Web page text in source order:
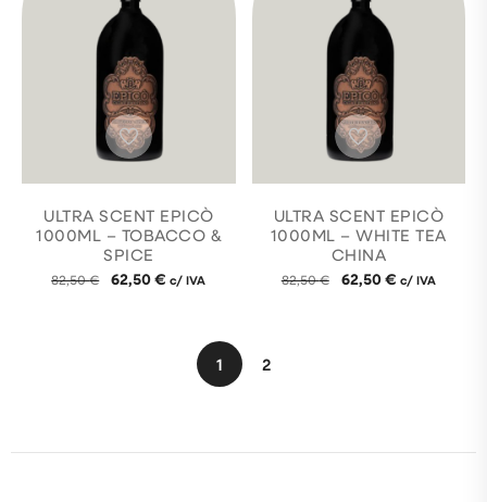
ULTRA SCENT EPICÒ
1000ML – TOBACCO &
SPICE
82,50€ 62,50€ c/ IVA
ULTRA SCENT EPICÒ
1000ML – WHITE TEA
CHINA
82,50€ 62,50€ c/ IVA
1 2